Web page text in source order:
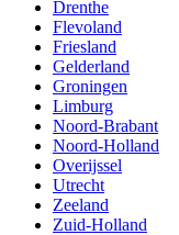
Drenthe
Flevoland
Friesland
Gelderland
Groningen
Limburg
Noord-Brabant
Noord-Holland
Overijssel
Utrecht
Zeeland
Zuid-Holland